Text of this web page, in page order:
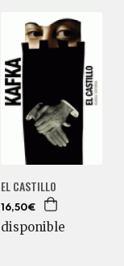
EL CASTILLO
16,50€
disponible